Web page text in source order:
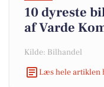
10 dyreste
af Varde
Kilde: Bilhandel
Læs hele artiklen